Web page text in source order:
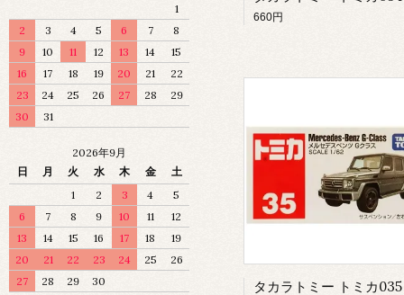
660円
1
2
3 4 5 6 7
8
9
10 11 12 13 14
15
16
17 18 19 20 21
22
23
24 25 26 27 28
29
30
31
2026年9月
日
月 火 水 木 金
土
1
2 3 4
5
6
7 8 9 10 11
12
13
14 15 16 17 18
19
20
21 22 23 24 25
26
27
28 29 30